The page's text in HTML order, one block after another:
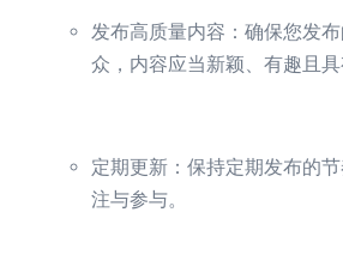
发布高质量内容：确保您发
众，内容应当新颖、有趣且具
定期更新：保持定期发布的
注与参与。